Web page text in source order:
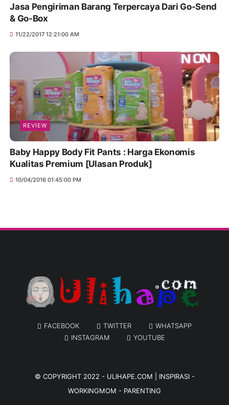
Jasa Pengiriman Barang Terpercaya Dari Go-Send
& Go-Box
11/22/2017 12:21:00 AM
REVIEW
Baby Happy Body Fit Pants : Harga Ekonomis
Kualitas Premium [Ulasan Produk]
10/04/2016 01:45:00 PM
FACEBOOK TWITTER
WHATSAPP
INSTAGRAM
YOUTUBE
© COPYRIGHT 2022 - ULIHAPE.COM | INSPIRASI -
WORKINGMOM - PARENTING